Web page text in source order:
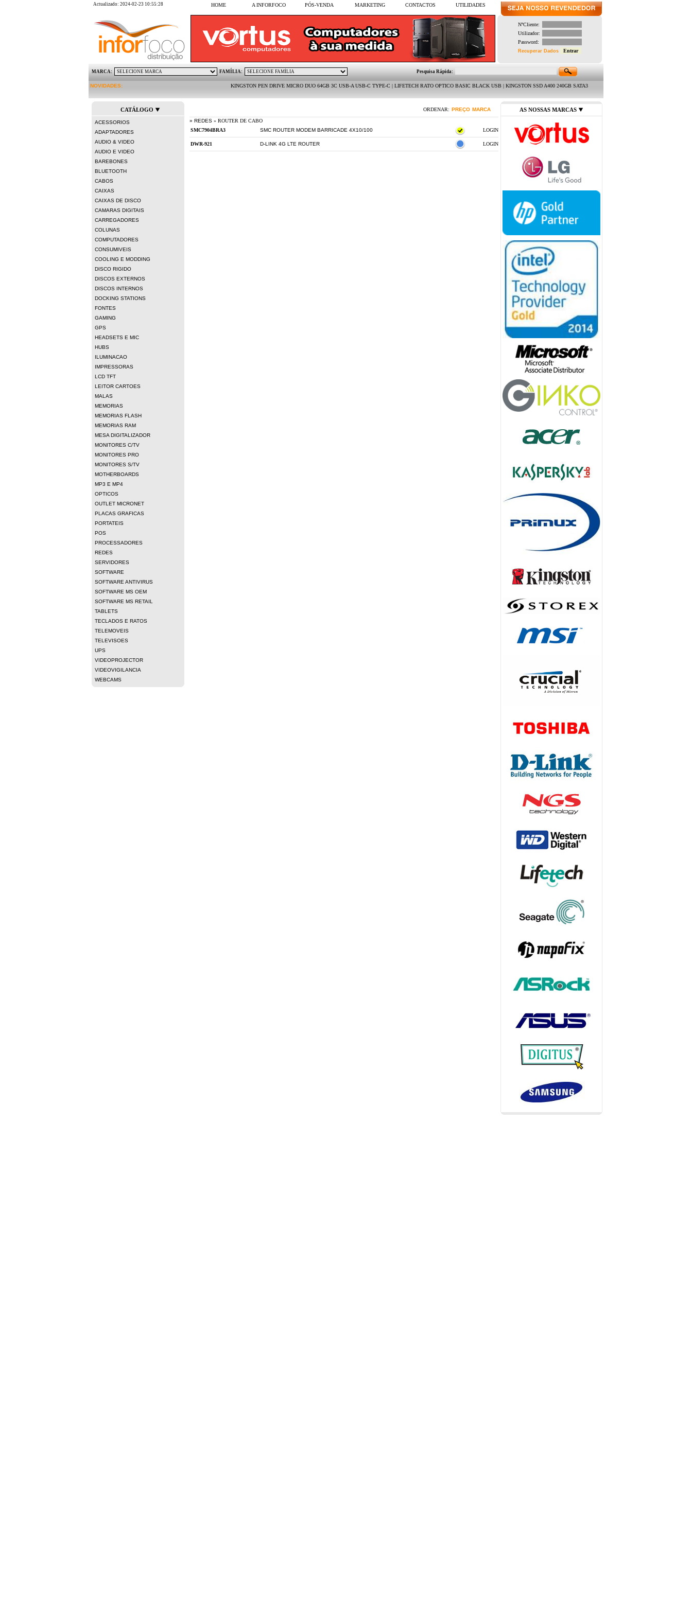
Actualizado: 2024-02-23 10:55:28 HOME A INFORFOCO PÓS-VENDA MARKETING CONTACTOS UTILIDADES
NºCliente:
Utilizador:
Password:
Recuperar Dados
MARCA: FAMÍLIA: Pesquisa Rápida:
NOVIDADES: KINGSTON PEN DRIVE MICRO DUO 64GB 3C USB-A USB-C TYPE-C | LIFETECH RATO OPTICO BASIC BLACK USB | KINGSTON SSD A400 240GB SATA3 2.5 " (7MM) | LIFETECH CONJUNTO TECLADO
CATÁLOGO
ACESSORIOS
ADAPTADORES
AUDIO & VIDEO
AUDIO E VIDEO
BAREBONES
BLUETOOTH
CABOS
CAIXAS
CAIXAS DE DISCO
CAMARAS DIGITAIS
CARREGADORES
COLUNAS
COMPUTADORES
CONSUMIVEIS
COOLING E MODDING
DISCO RIGIDO
DISCOS EXTERNOS
DISCOS INTERNOS
DOCKING STATIONS
FONTES
GAMING
GPS
HEADSETS E MIC
HUBS
ILUMINACAO
IMPRESSORAS
LCD TFT
LEITOR CARTOES
MALAS
MEMORIAS
MEMORIAS FLASH
MEMORIAS RAM
MESA DIGITALIZADOR
MONITORES C/TV
MONITORES PRO
MONITORES S/TV
MOTHERBOARDS
MP3 E MP4
OPTICOS
OUTLET MICRONET
PLACAS GRAFICAS
PORTATEIS
POS
PROCESSADORES
REDES
SERVIDORES
SOFTWARE
SOFTWARE ANTIVIRUS
SOFTWARE MS OEM
SOFTWARE MS RETAIL
TABLETS
TECLADOS E RATOS
TELEMOVEIS
TELEVISOES
UPS
VIDEOPROJECTOR
VIDEOVIGILANCIA
WEBCAMS
ORDENAR: PREÇO MARCA
» REDES » ROUTER DE CABO
SMC ROUTER MODEM BARRICADE 4X10/100
LOGIN
D-LINK 4G LTE ROUTER LOGIN
AS NOSSAS MARCAS